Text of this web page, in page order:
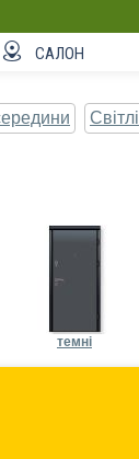
САЛОН
Світлі
темні